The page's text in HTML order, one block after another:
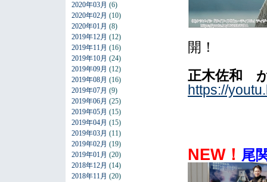
2020年03月 (6)
2020年02月 (10)
2020年01月 (8)
2019年12月 (12)
2019年11月 (16)
2019年10月 (24)
2019年09月 (12)
2019年08月 (16)
2019年07月 (9)
2019年06月 (25)
2019年05月 (15)
2019年04月 (15)
2019年03月 (11)
2019年02月 (19)
2019年01月 (20)
2018年12月 (14)
2018年11月 (20)
開！
正木佐和
https://
NEW！ 尾